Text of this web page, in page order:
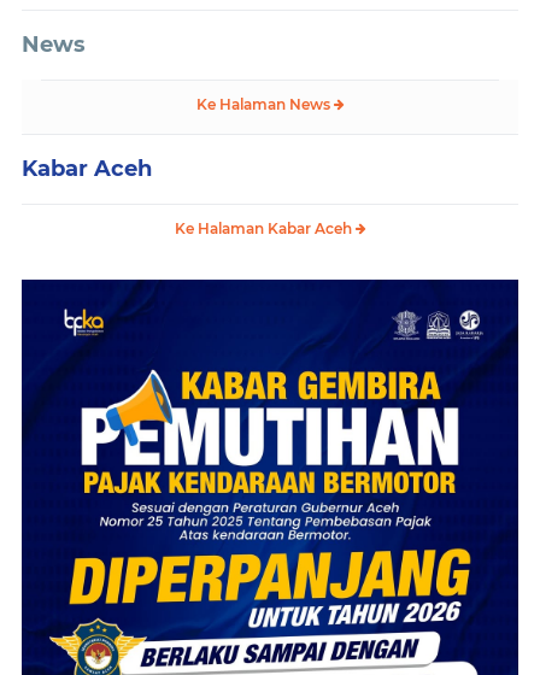
News
Ke Halaman News
Kabar Aceh
Ke Halaman Kabar Aceh